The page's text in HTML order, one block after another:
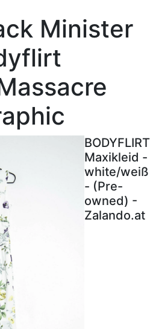
Minister
BODYFLIRT
Maxikleid -
white/weiß
- (Pre-
owned) -
Zalando.at